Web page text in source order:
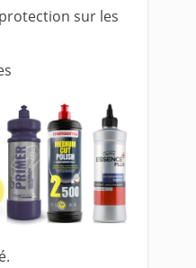
sur les